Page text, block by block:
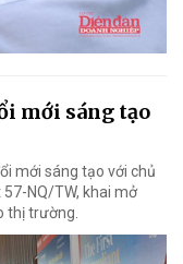
mới sáng tạo
mới sáng tạo với chủ
NQ/TW, khai mở
thị trường.